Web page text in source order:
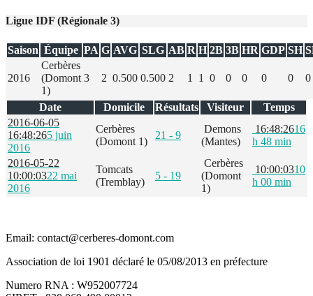
Ligue IDF (Régionale 3)
Saison Équipe PA G AVG SLG AB R H 2B 3B HR GDP SH
2016
Cerbères
(Domont
1)
3 2 0.500 0.500 2 1 1 0 0 0 0 0 0
Date Domicile Résultats Visiteur
Temps
2016-06-05
16:48:265 juin
2016
Cerbères
(Domont 1)
21 - 9
Demons
(Mantes)
16:48:2616
h 48 min
2016-05-22
10:00:0322 mai
2016
Tomcats
(Tremblay)
5 - 19
Cerbères
(Domont
1)
10:00:0310
h 00 min
Email: contact@cerberes-domont.com
Association de loi 1901 déclaré le 05/08/2013 en préfecture
Numero RNA : W952007724